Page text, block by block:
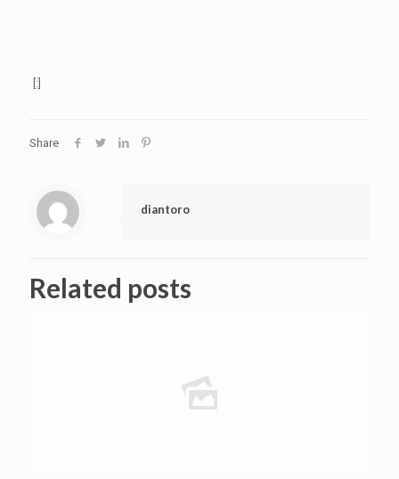
[:]
Share
diantoro
Related posts